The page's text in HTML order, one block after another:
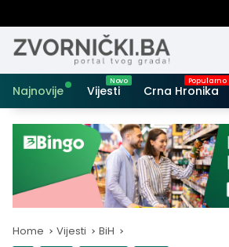
Najnovije Vijesti Crna Hronika
Home Vijesti BiH